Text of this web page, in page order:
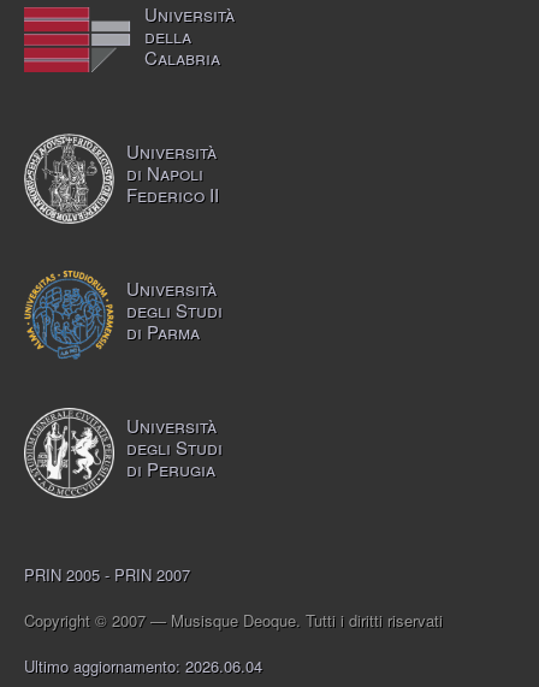
Università
della
Calabria
Università
di Napoli
Federico II
Università
degli Studi
di Parma
Università
degli Studi
di Perugia
PRIN 2005 - PRIN 2007
Copyright © 2007 — Musisque Deoque. Tutti i diritti riservati
Ultimo aggiornamento: 2026.06.04